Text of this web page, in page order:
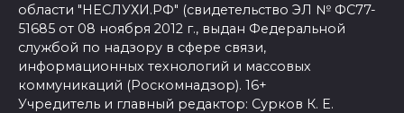
области "НЕСЛУХИ.РФ" (свидетельство ЭЛ № ФС77-
51685 от 08 ноября 2012 г., выдан Федеральной
службой по надзору в сфере связи,
информационных технологий и массовых
коммуникаций (Роскомнадзор). 16+
Учредитель и главный редактор: Сурков К. Е.